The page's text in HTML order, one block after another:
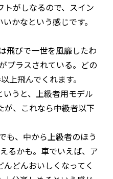
トがしなるので、スイン
かなという感じです。
飛びで一世を風靡したわ
プラスされている。どの
上飛んでくれます。
いうと、上級者用モデル
が、これなら中級者以下
も、中から上級者のほう
るかも。車でいえば、ア
どんおいしくなってく